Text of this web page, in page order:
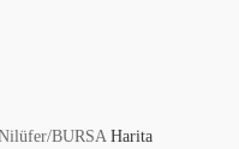
BURSA Harita